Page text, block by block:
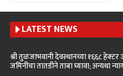
LATEST NEWS
श्री तुळजाभवानी देवस्थानच्या १६६८
जमिनींचा तातडीने ताबा घ्यावा; अन्यथा